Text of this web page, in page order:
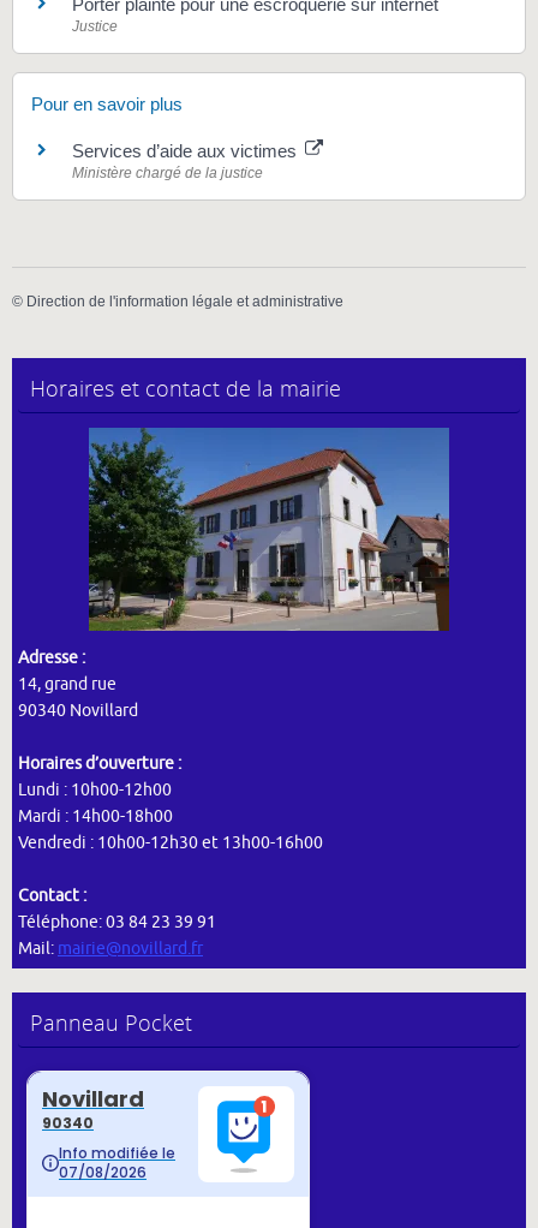
Porter plainte pour une escroquerie sur internet
Justice
Pour en savoir plus
Services d’aide aux victimes
Ministère chargé de la justice
© Direction de l'information légale et administrative
Horaires et contact de la mairie
Adresse :
14, grand rue
90340 Novillard
Horaires d’ouverture :
Lundi : 10h00-12h00
Mardi : 14h00-18h00
Vendredi : 10h00-12h30 et 13h00-16h00
Contact :
Téléphone: 03 84 23 39 91
Mail: mairie@novillard.fr
Panneau Pocket